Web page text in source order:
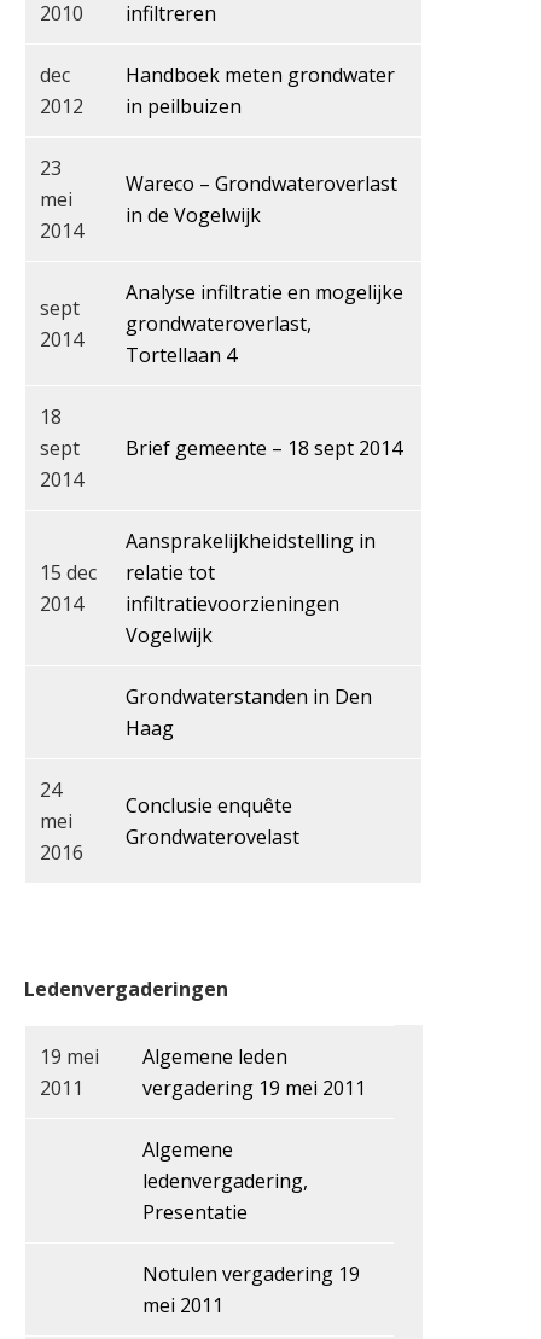
2010
infiltreren
dec
2012
Handboek meten grondwater
in peilbuizen
23
mei
2014
Wareco – Grondwateroverlast
in de Vogelwijk
sept
2014
Analyse infiltratie en mogelijke
grondwateroverlast,
Tortellaan 4
18
sept
2014
Brief gemeente – 18 sept 2014
15 dec
2014
Aansprakelijkheidstelling in
relatie tot
infiltratievoorzieningen
Vogelwijk
Grondwaterstanden in Den
Haag
24
mei
2016
Conclusie enquête
Grondwaterovelast
Ledenvergaderingen
19 mei
2011
Algemene leden
vergadering 19 mei 2011
Algemene
ledenvergadering,
Presentatie
Notulen vergadering 19
mei 2011